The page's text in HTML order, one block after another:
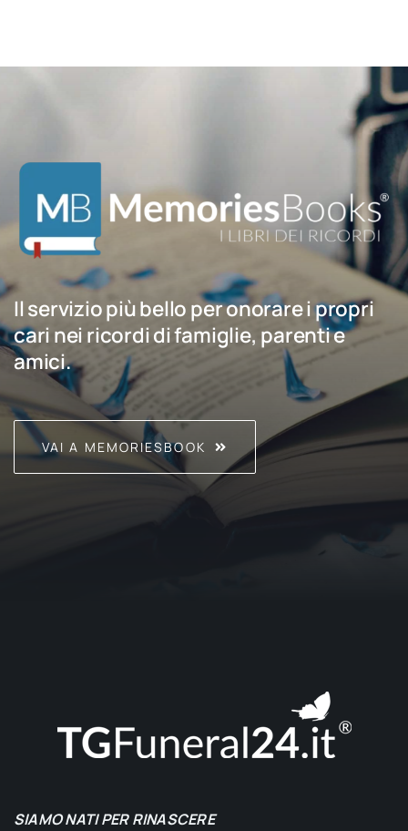
Il servizio più bello per onorare i propri
cari nei ricordi di famiglie, parenti e
amici.
VAI A MEMORIESBOOK
SIAMO NATI PER RINASCERE